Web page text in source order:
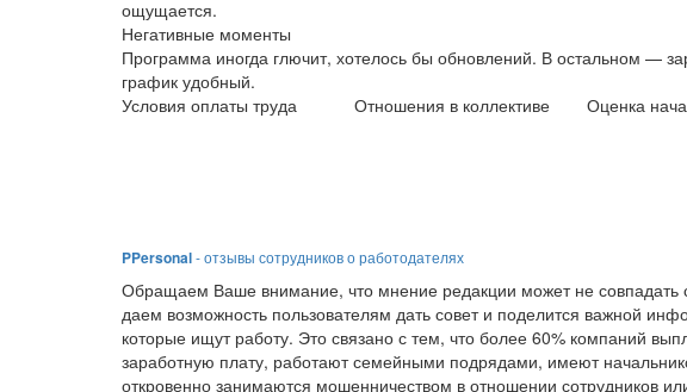
ощущается.
Негативные моменты
Программа иногда глючит, хотелось бы обновлений. В остальном —
график удобный.
Условия оплаты труда
Отношения в коллективе Оценка
PPersonal- отзывы сотрудников о работодателях
Обращаем Ваше внимание, что мнение редакции может не
даем возможность пользователям дать совет и поделится важной
которые ищут работу. Это связано с тем, что более 60% компаний
заработную плату, работают семейными подрядами, имеют
откровенно занимаются мошенничеством в отношении сотрудников